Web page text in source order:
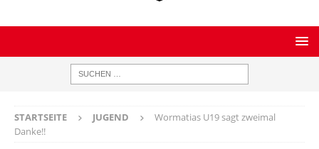
STARTSEITE JUGEND
Wormatias U19 sagt zweimal
Danke!!